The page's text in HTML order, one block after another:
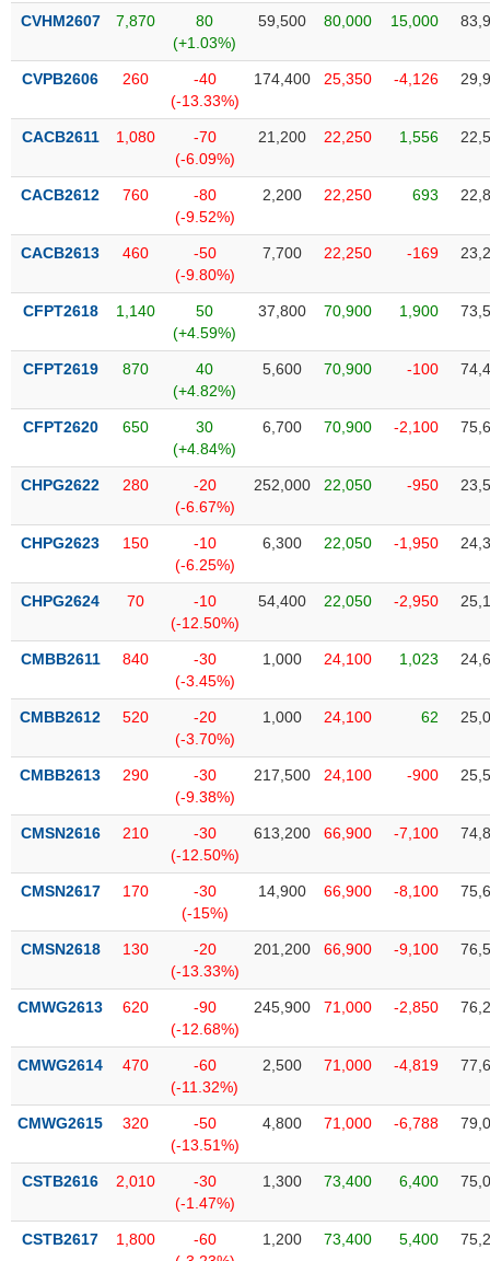
liệu
Tâm
lý
trường
CVHM2607 7,870
80
(+1.03%)
59,500 80,000 15,000
CVPB2606 260
-40
(-13.33%)
174,400 25,350 -4,126
CACB2611 1,080
-70
(-6.09%)
21,200 22,250 1,556
CACB2612 760
-80
(-9.52%)
2,200 22,250 693
CACB2613 460
-50
(-9.80%)
7,700 22,250 -169
CFPT2618 1,140
50
(+4.59%)
37,800 70,900 1,900
CFPT2619 870
40
(+4.82%)
5,600 70,900 -100
CFPT2620 650
30
(+4.84%)
6,700 70,900 -2,100
CHPG2622 280
-20
(-6.67%)
252,000 22,050 -950
CHPG2623 150
-10
(-6.25%)
6,300 22,050 -1,950
CHPG2624 70
-10
(-12.50%)
54,400 22,050 -2,950
CMBB2611 840
-30
(-3.45%)
1,000 24,100 1,023
CMBB2612 520
-20
(-3.70%)
1,000 24,100 62
CMBB2613 290
-30
(-9.38%)
217,500 24,100 -900
CMSN2616 210
-30
(-12.50%)
613,200 66,900 -7,100
CMSN2617 170
-30
(-15%)
14,900 66,900 -8,100
CMSN2618 130
-20
(-13.33%)
201,200 66,900 -9,100
CMWG2613 620
-90
(-12.68%)
245,900 71,000 -2,850
CMWG2614 470
-60
(-11.32%)
2,500 71,000 -4,819
CMWG2615 320
-50
(-13.51%)
4,800 71,000 -6,788
CSTB2616 2,010
-30
(-1.47%)
1,300 73,400 6,400
CSTB2617 1,800
-60
1,200 73,400 5,400
TIÊU
KHÔNG
YẾU
TIÊU
DÙNG
YẾU
CHĂM
SÓC
KHỎE
TÀI
CÔNG
THÔNG
VỤ
TRUYỀN
ÍCH